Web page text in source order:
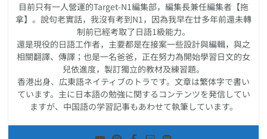
目前只有一人營運的Target-N1編集部，編集長兼任編集者【拖
拿】。說句老實話，我沒有考到N1，因為我早在廿多年前還未轉
制前已經考取了日語1級能力。
還是現役的日語工作者，主要都是在接案一些設計與編輯，與之
相關翻譯、傳譯；也是一名爸爸，正在努力為開始學習日文的女
兒依進度，製訂獨立的教材及練習題。
香港出身、広東語ネイティブのトラです。文章は繁体字で書い
ています。主に日本語の勉強に関するコンテンツを発信してい
ますが、中国語の学習記事もあわせて執筆しています。